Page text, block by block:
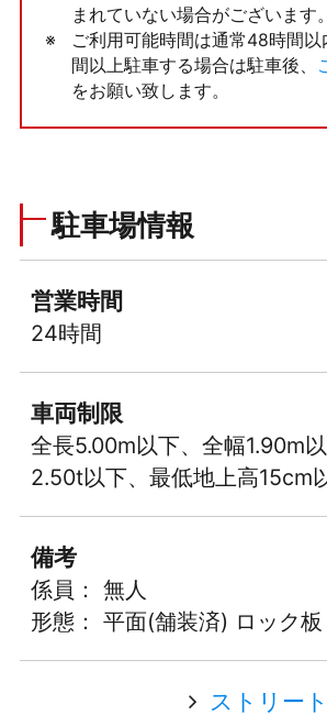
まれていない場合がございます。
ご利用可能時間は通常48時間
間以上駐車する場合は駐車後、
をお願い致します。
駐車場情報
営業時間
24時間
車両制限
全長5.00m以下、全幅1.90m
2.50t以下、最低地上高15cm
備考
係員： 無人
形態： 平面(舗装済) ロック板
ストリー